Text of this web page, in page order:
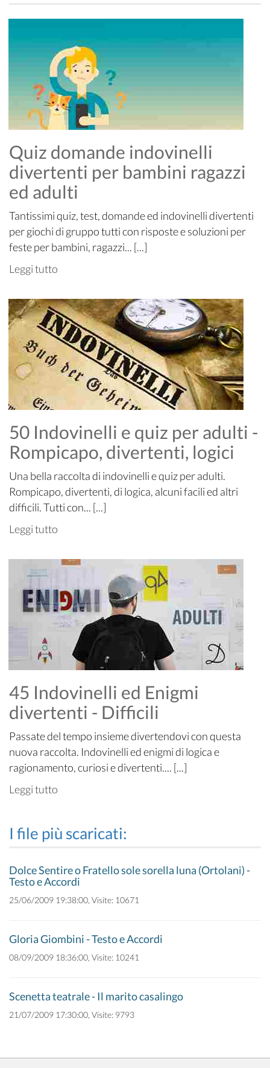
Quiz domande indovinelli
divertenti per bambini ragazzi
ed adulti
Tantissimi quiz, test, domande ed indovinelli divertenti
per giochi di gruppo tutti con risposte e soluzioni per
feste per bambini, ragazzi... [...]
Leggi tutto
50 Indovinelli e quiz per adulti -
Rompicapo, divertenti, logici
Una bella raccolta di indovinelli e quiz per adulti.
Rompicapo, divertenti, di logica, alcuni facili ed altri
difficili. Tutti con... [...]
Leggi tutto
45 Indovinelli ed Enigmi
divertenti - Difficili
Passate del tempo insieme divertendovi con questa
nuova raccolta. Indovinelli ed enigmi di logica e
ragionamento, curiosi e divertenti.... [...]
Leggi tutto
I file più scaricati:
Dolce Sentire o Fratello sole sorella luna (Ortolani) -
Testo e Accordi
25/06/2009 19:38:00, Visite: 10671
Gloria Giombini - Testo e Accordi
08/09/2009 18:36:00, Visite: 10241
Scenetta teatrale - Il marito casalingo
21/07/2009 17:30:00, Visite: 9793